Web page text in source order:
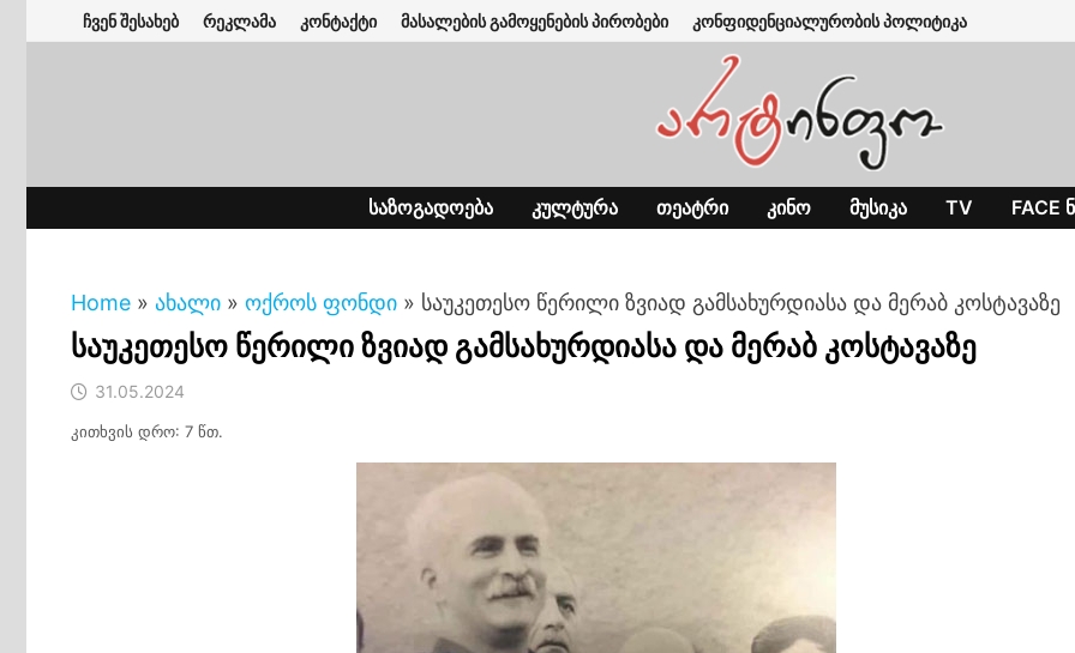
to
ჩვენ შესახებ რეკლამა კონტაქტი მასალების გამოყენების პირობები კონფიდენციალურობის პოლიტიკა
ᲡᲐᲖᲝᲒᲐᲓᲝᲔᲑᲐ ᲙᲣᲚᲢᲣᲠᲐ ᲗᲔᲐᲢᲠᲘ ᲙᲘᲜᲝ ᲛᲣᲡᲘᲙᲐ TV FACE
Home » ახალი » ოქროს ფონდი » საუკეთესო წერილი ზვიად გამსახურდიასა და მერაბ კოსტავაზე
საუკეთესო წერილი ზვიად გამსახურდიასა და მერაბ კოსტავაზე
31.05.2024
კითხვის დრო: 7 წთ.